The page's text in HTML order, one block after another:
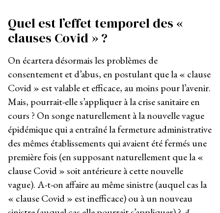
Quel est l’effet temporel des «
clauses Covid » ?
On écartera désormais les problèmes de
consentement et d’abus, en postulant que la « clause
Covid » est valable et efficace, au moins pour l’avenir.
Mais, pourrait-elle s’appliquer à la crise sanitaire en
cours ? On songe naturellement à la nouvelle vague
épidémique qui a entraîné la fermeture administrative
des mêmes établissements qui avaient été fermés une
première fois (en supposant naturellement que la «
clause Covid » soit antérieure à cette nouvelle
vague). A-t-on affaire au même sinistre (auquel cas la
« clause Covid » est inefficace) ou à un nouveau